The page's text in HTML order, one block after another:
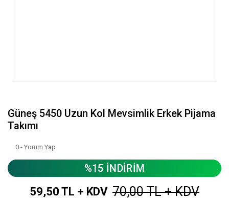
Güneş 5450 Uzun Kol Mevsimlik Erkek Pijama
Takımı
0 - Yorum Yap
%15 İNDİRİM
59,50 TL + KDV 70,00 TL + KDV